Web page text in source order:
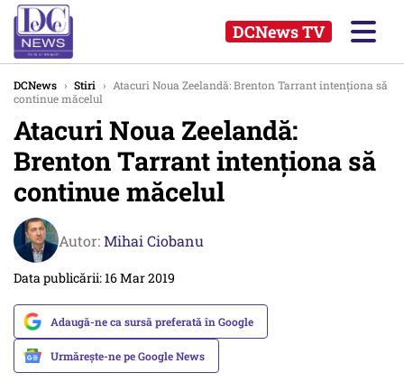
DCNews TV
DCNews › Stiri › Atacuri Noua Zeelandă: Brenton Tarrant intenţiona să
continue măcelul
Atacuri Noua Zeelandă:
Brenton Tarrant intenţiona să
continue măcelul
Autor:Mihai Ciobanu
Data publicării: 16 Mar 2019
Adaugă-ne ca sursă preferată în Google
Urmărește-ne pe Google News